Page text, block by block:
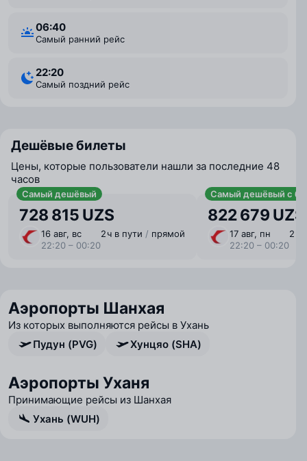
06:40
Самый ранний рейс
22:20
Самый поздний рейс
Дешёвые билеты
Цены, которые пользователи нашли за последние 48
часов
Самый дешёвый
728 815 UZS
16 авг, вс
22:20 – 00:20
2 ⁠ч в пути / прямой
Самый дешёвый с
822 679 UZS
17 авг, пн
22:20 – 00:20
2 ⁠ч
Аэропорты Шанхая
Из которых выполняются рейсы в Ухань
Пудун (PVG)
Хунцяо (SHA)
Аэропорты Уханя
Принимающие рейсы из Шанхая
Ухань (WUH)